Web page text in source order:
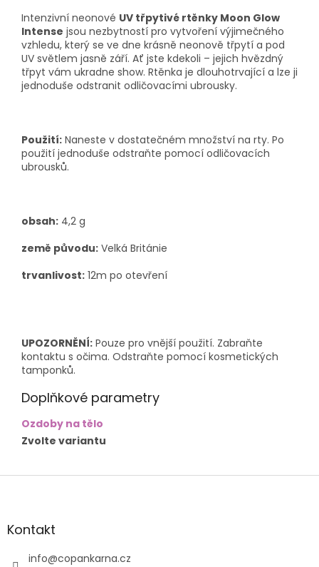
Intenzivní neonové UV třpytivé rtěnky Moon Glow
Intense jsou nezbytností pro vytvoření výjimečného
vzhledu, který se ve dne krásně neonově třpytí a pod
UV světlem jasně září. Ať jste kdekoli – jejich hvězdný
třpyt vám ukradne show. Rtěnka je dlouhotrvající a lze ji
jednoduše odstranit odličovacími ubrousky.
Použití: Naneste v dostatečném množství na rty. Po
použití jednoduše odstraňte pomocí odličovacích
ubrousků.
obsah: 4,2 g
země původu: Velká Británie
trvanlivost: 12m po otevření
UPOZORNĚNÍ: Pouze pro vnější použití. Zabraňte
kontaktu s očima. Odstraňte pomocí kosmetických
tamponků.
Doplňkové parametry
Ozdoby na tělo
Zvolte variantu
Z
aKontakt
info@copankarna.cz